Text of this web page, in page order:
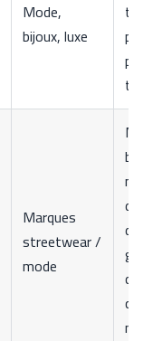
Mode,
bijoux, luxe
Marques
streetwear /
mode